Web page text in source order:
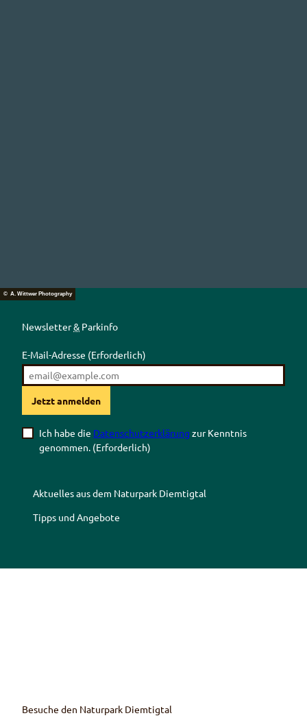
© A. Wittwer Photography
Newsletter& Parkinfo
E-Mail-Adresse (Erforderlich)
Jetzt anmelden
Ich habe die Datenschutzerklärung zur Kenntnis
genommen. (Erforderlich)
Aktuelles aus dem Naturpark Diemtigtal
Tipps und Angebote
o
o
b
e
g
r
d
v
Besuche den Naturpark Diemtigtal